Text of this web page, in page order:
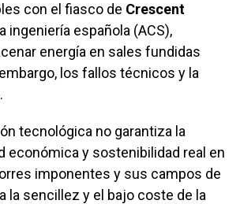
con el fiasco de Crescent
ingeniería española (ACS),
energía en sales fundidas
los fallos técnicos y la
tecnológica no garantiza la
económica y sostenibilidad real en
imponentes y sus campos de
la sencillez y el bajo coste de la